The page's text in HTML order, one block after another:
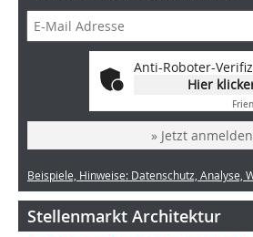
Anti-Roboter-
Hier
» Jetzt
Beispiele, Hinweise: Datenschutz, Analyse,
Stellenmarkt Architektur